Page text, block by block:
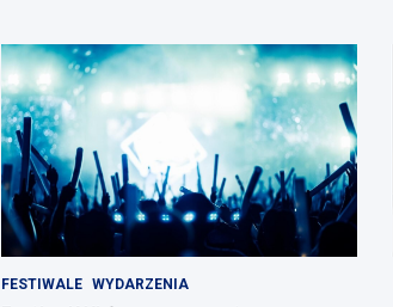
FESTIWALE WYDARZENIA